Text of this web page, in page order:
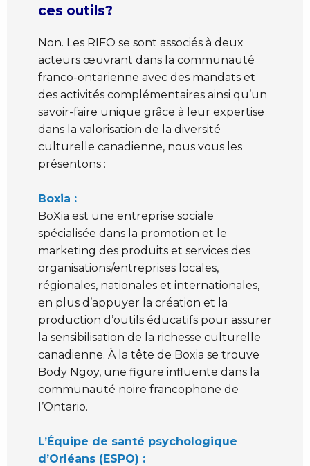
ces outils?
Non. Les RIFO se sont associés à deux
acteurs œuvrant dans la communauté
franco-ontarienne avec des mandats et
des activités complémentaires ainsi qu’un
savoir-faire unique grâce à leur expertise
dans la valorisation de la diversité
culturelle canadienne, nous vous les
présentons :
Boxia :
BoXia est une entreprise sociale
spécialisée dans la promotion et le
marketing des produits et services des
organisations/entreprises locales,
régionales, nationales et internationales,
en plus d’appuyer la création et la
production d’outils éducatifs pour assurer
la sensibilisation de la richesse culturelle
canadienne. À la tête de Boxia se trouve
Body Ngoy, une figure influente dans la
communauté noire francophone de
l’Ontario.
L’Équipe de santé psychologique
d’Orléans (ESPO) :